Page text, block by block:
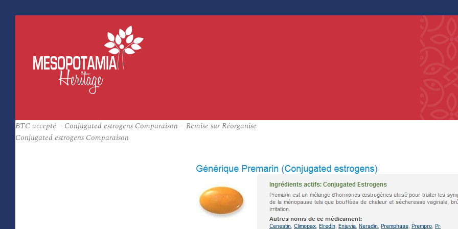
BTC accepté – Conjugated estrogens Comparaison – Remise sur Réorganise
Conjugated estrogens Comparaison